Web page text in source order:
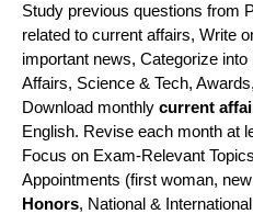
Study previous questions from
related to current affairs, Write
important news, Categorize
Affairs, Science & Tech,
Download monthly current
English. Revise each month at
Focus on Exam-Relevant
Appointments (first woman,
Honors, National &